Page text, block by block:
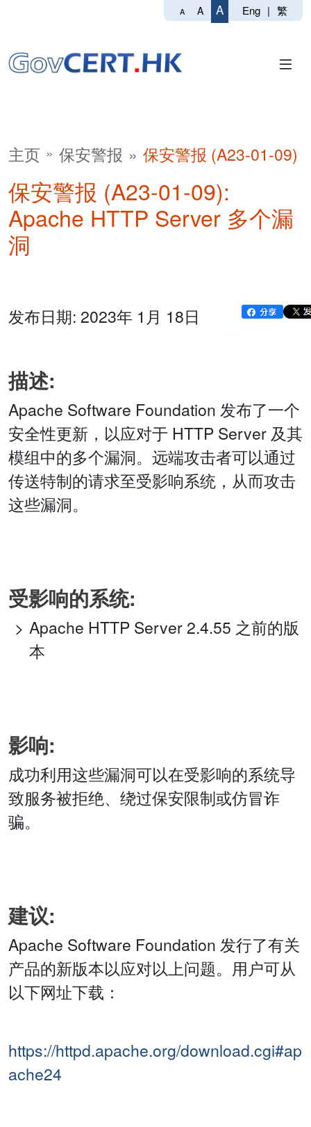
A A A Eng | 繁
主页 保安警报 保安警报 (A23-01-09)
保安警报 (A23-01-09):
Apache HTTP Server 多个漏
洞
发布日期: 2023年 1月 18日
描述:
Apache Software Foundation 发布了一个
安全性更新，以应对于 HTTP Server 及其
模组中的多个漏洞。远端攻击者可以通过
传送特制的请求至受影响系统，从而攻击
这些漏洞。
受影响的系统:
Apache HTTP Server 2.4.55 之前的版
本
影响:
成功利用这些漏洞可以在受影响的系统导
致服务被拒绝、绕过保安限制或仿冒诈
骗。
建议:
Apache Software Foundation 发行了有关
产品的新版本以应对以上问题。用户可从
以下网址下载：
https://httpd.apache.org/download.cgi#ap
ache24